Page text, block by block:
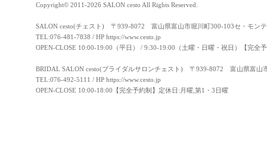
Copyright© 2011-2026 SALON cesto All Rights Reserved.
SALON cesto(チェスト) 〒939-8072 富山県富山市堀川町300-103セ・モン
TEL:076-481-7838 / HP https://www.cesto.jp
OPEN-CLOSE 10:00-19:00（平日） / 9:30-19:00（土曜・日曜・祝日）【完全
BRIDAL SALON cesto(ブライダルサロンチェスト) 〒939-8072 富山県富山
TEL:076-492-5111 / HP https://www.cesto.jp
OPEN-CLOSE 10:00-18:00【完全予約制】定休日:月曜,第1・3日曜